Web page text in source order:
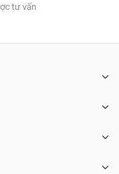
tư vấn